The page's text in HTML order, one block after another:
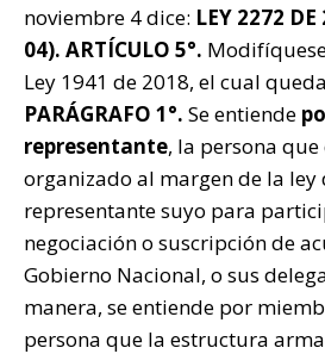
noviembre 4 dice: LEY 2272
04). ARTÍCULO 5°.
Ley 1941 de 2018, el cual
PARÁGRAFO 1°. Se entiende
representante, la persona
organizado al margen de la ley
representante suyo para
negociación o suscripción de
Gobierno Nacional, o sus
manera, se entiende por
persona que la estructura